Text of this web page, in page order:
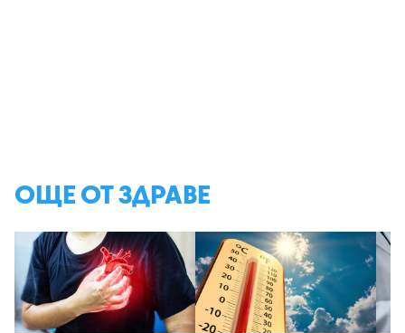
ОЩЕ ОТ ЗДРАВЕ